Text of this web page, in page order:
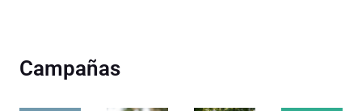
Campañas